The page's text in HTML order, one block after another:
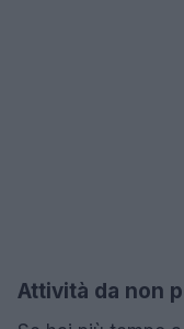
Attività da non